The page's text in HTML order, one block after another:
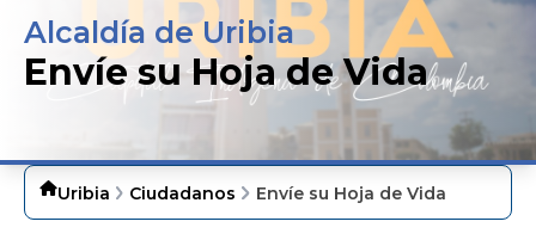
Alcaldía de Uribia
Envíe su Hoja de Vida
Uribia Ciudadanos Envíe su Hoja de Vida